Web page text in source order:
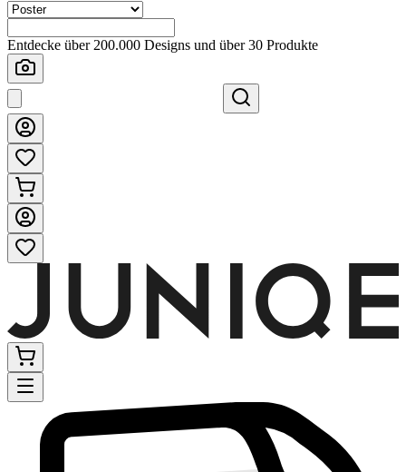
Entdecke über 200.000 Designs und über 30 Produkte